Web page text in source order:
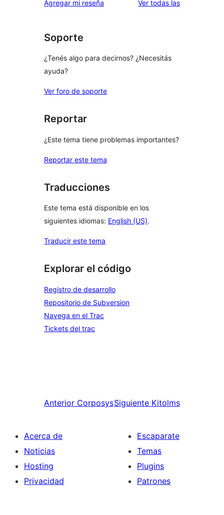
Agregar mi reseña Ver todas lasreseñas
Soporte
¿Tenés algo para decirnos? ¿Necesitás
ayuda?
Ver foro de soporte
Reportar
¿Este tema tiene problemas importantes?
Reportar este tema
Traducciones
Este tema está disponible en los
siguientes idiomas: English (US).
Traducir este tema
Explorar el código
Registro de desarrollo
Repositorio de Subversion
Navega en el Trac
Tickets del trac
Anterior CorposysSiguiente Kitolms
Acerca de
Noticias
Hosting
Privacidad
Escaparate
Temas
Plugins
Patrones